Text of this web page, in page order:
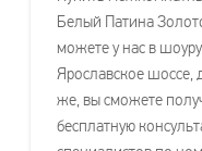
Белый Патина
можете у нас в
Ярославское шоссе,
же, вы сможете
бесплатную